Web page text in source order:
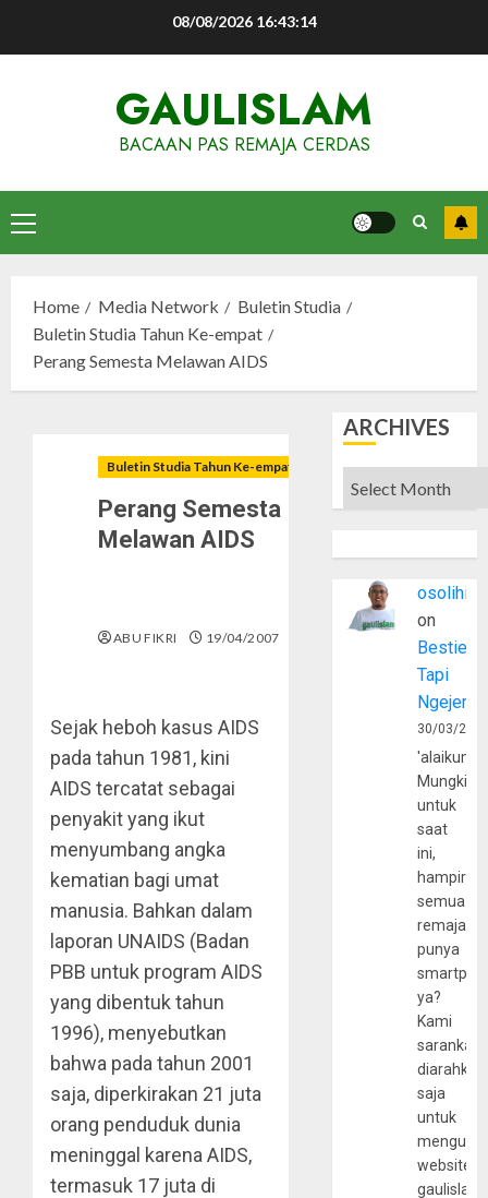
08/08/2026 16:43:15
GAULISLAM
BACAAN PAS REMAJA CERDAS
Primary
Menu
Home Media Network
Buletin Studia
Buletin Studia Tahun Ke-empat
Perang Semesta Melawan AIDS
Buletin Studia Tahun Ke-empat
Perang Semesta
Melawan AIDS
ABU FIKRI 19/04/2007
Sejak heboh kasus AIDS
pada tahun 1981, kini
AIDS tercatat sebagai
penyakit yang ikut
menyumbang angka
kematian bagi umat
manusia. Bahkan dalam
laporan UNAIDS (Badan
PBB untuk program AIDS
yang dibentuk tahun
1996), menyebutkan
bahwa pada tahun 2001
saja, diperkirakan 21 juta
orang penduduk dunia
meninggal karena AIDS,
termasuk 17 juta di
ARCHIVES
Archives
osolihin
on
Bestie
Tapi
30/03/
Mungkin
untuk
saat
ini,
hampir
semua
remaja
punya
ya?
Kami
sarankan,
diarahkan
saja
untuk
website